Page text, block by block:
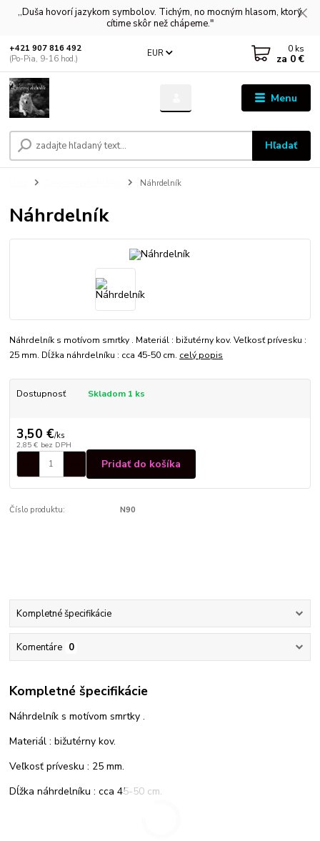
,,Duša hovorí jazykom symbolov. Tichým, no mocným hlasom, ktorý
cítime skôr než chápeme."
Menu
EUR
Hľadať
+421 907 816 492
(Po-Pia, 9-16 hod.)
0 ks
za 0 €
Náhrdelník
Náhrdelník
Náhrdelník s motívom smrtky . Materiál : bižutérny kov. Veľkosť prívesku :
25 mm. Dĺžka náhrdelníku : cca 45-50 cm. celý popis
Dostupnosť Skladom 1 ks
3,50 €/ks
2,85 € bez DPH
Pridať do košíka
Číslo produktu: N90
Kompletné špecifikácie
Komentáre 0
Kompletné špecifikácie
Náhrdelník s motívom smrtky .
Materiál : bižutérny kov.
Veľkosť prívesku : 25 mm.
Dĺžka náhrdelníku : cca 45-50 cm.